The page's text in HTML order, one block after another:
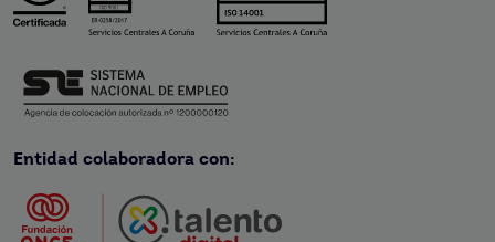
Entidad colaboradora con: